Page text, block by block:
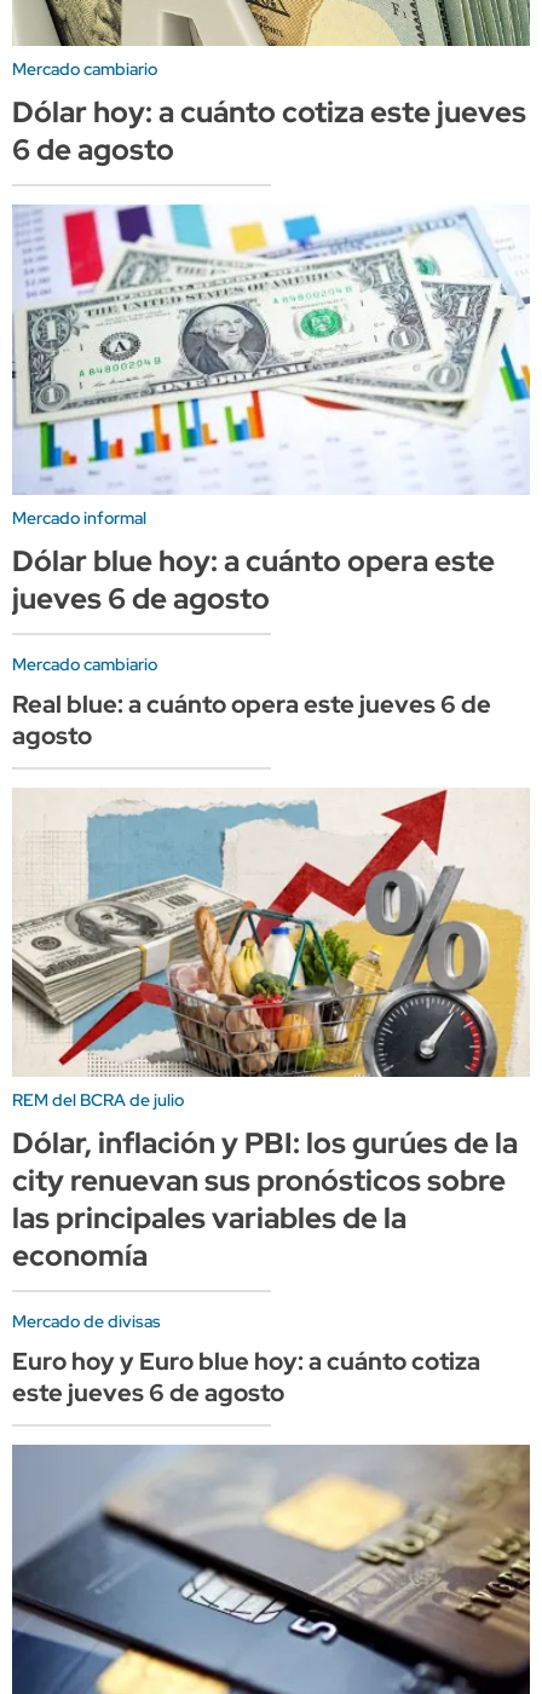
Mercado cambiario
Dólar hoy: a cuánto cotiza este jueves
6 de agosto
Mercado informal
Dólar blue hoy: a cuánto opera este
jueves 6 de agosto
Mercado cambiario
Real blue: a cuánto opera este jueves 6 de
agosto
REM del BCRA de julio
Dólar, inflación y PBI: los gurúes de la
city renuevan sus pronósticos sobre
las principales variables de la
economía
Mercado de divisas
Euro hoy y Euro blue hoy: a cuánto cotiza
este jueves 6 de agosto